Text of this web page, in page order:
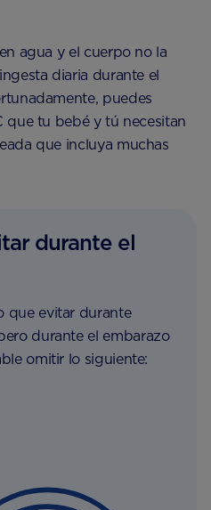
agua y el cuerpo no la
diaria durante el
puedes
que tu bebé y tú necesitan
que incluya muchas
durante el
que evitar durante
durante el embarazo
omitir lo siguiente: